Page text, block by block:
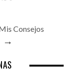
Consejos
→